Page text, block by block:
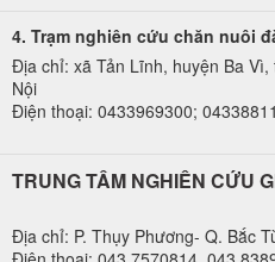
4. Trạm nghiên cứu chăn nuôi
Địa chỉ: xã Tản Lĩnh, huyện Ba Vì,
Nội
Điện thoại: 0433969300;
TRUNG TÂM NGHIÊN CỨU
Địa chỉ: P. Thụy Phương- Q. Bắc